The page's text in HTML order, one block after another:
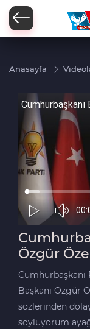
Anasayfa
Özgür
Cumhurbaşkanı
Başkanı Özgür
sözlerinden
söylüyorum